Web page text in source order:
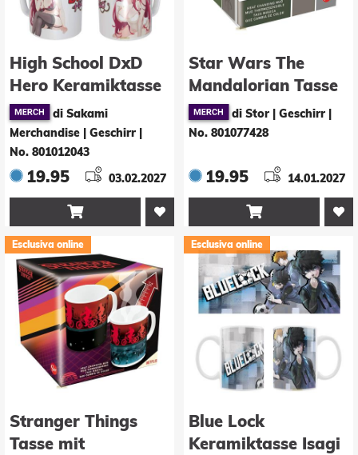
High School DxD
Hero Keramiktasse
Gremory Lingerie
di Sakami
Merchandise | Geschirr
No. 801012043
19.95 03.02.2027

Star Wars The
Mandalorian Tasse
mit Thermoeffekt
Grogu 325 ml
di Stor | Geschirr
No. 801077428
19.95 14.01.2027

Esclusiva online
Stranger Things
Tasse mit
Esclusiva online
Blue Lock
Keramiktasse Isagi